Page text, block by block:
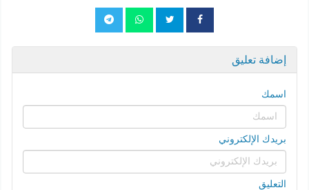
إضافة تعليق
اسمك
بريدك الإلكتروني
التعليق